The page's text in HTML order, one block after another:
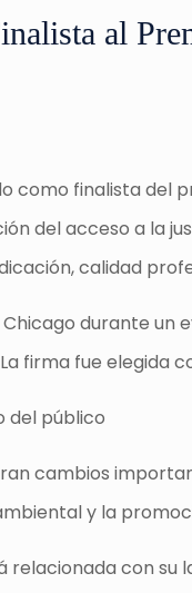
al
como finalista del
del acceso a la
calidad
durante
firma fue elegida
del público
cambios
y la
relacionada con